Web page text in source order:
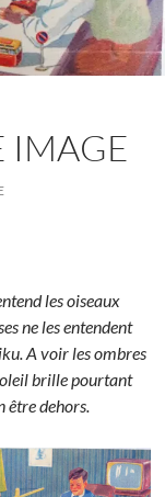
IMAGE
les oiseaux
ne les entendent
A voir les ombres
brille pourtant
être dehors.